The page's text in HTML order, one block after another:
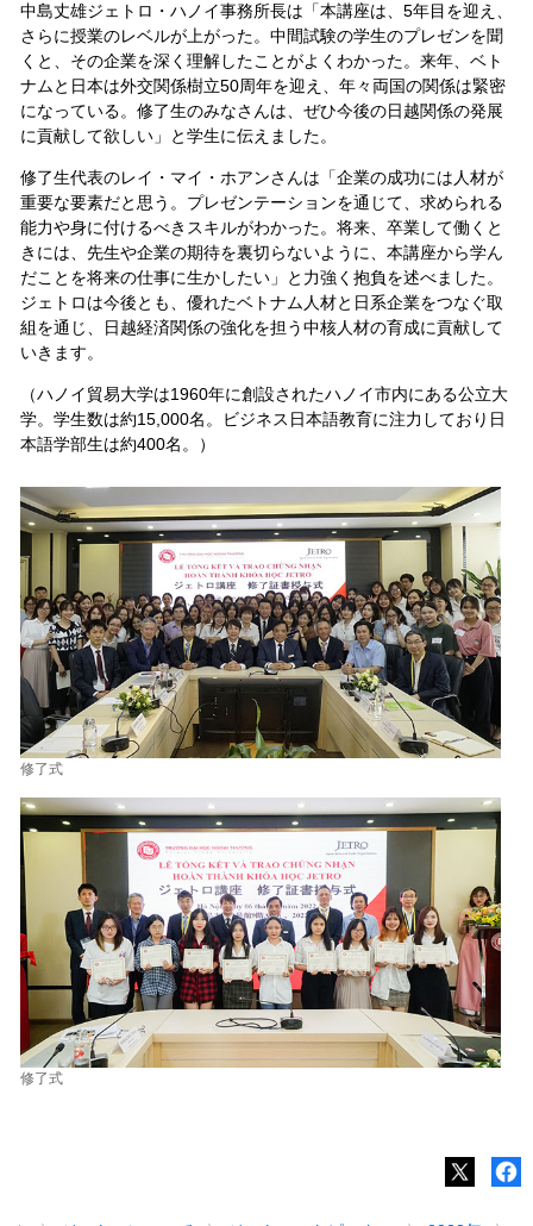
中島丈雄ジェトロ・ハノイ事務所長は「本講座は、5年目を迎え、
さらに授業のレベルが上がった。中間試験の学生のプレゼンを聞
くと、その企業を深く理解したことがよくわかった。来年、ベト
ナムと日本は外交関係樹立50周年を迎え、年々両国の関係は緊密
になっている。修了生のみなさんは、ぜひ今後の日越関係の発展
に貢献して欲しい」と学生に伝えました。
修了生代表のレイ・マイ・ホアンさんは「企業の成功には人材が
重要な要素だと思う。プレゼンテーションを通じて、求められる
能力や身に付けるべきスキルがわかった。将来、卒業して働くと
きには、先生や企業の期待を裏切らないように、本講座から学ん
だことを将来の仕事に生かしたい」と力強く抱負を述べました。
ジェトロは今後とも、優れたベトナム人材と日系企業をつなぐ取
組を通じ、日越経済関係の強化を担う中核人材の育成に貢献して
いきます。
（ハノイ貿易大学は1960年に創設されたハノイ市内にある公立大
学。学生数は約15,000名。ビジネス日本語教育に注力しており日
本語学部生は約400名。）
修了式
修了式